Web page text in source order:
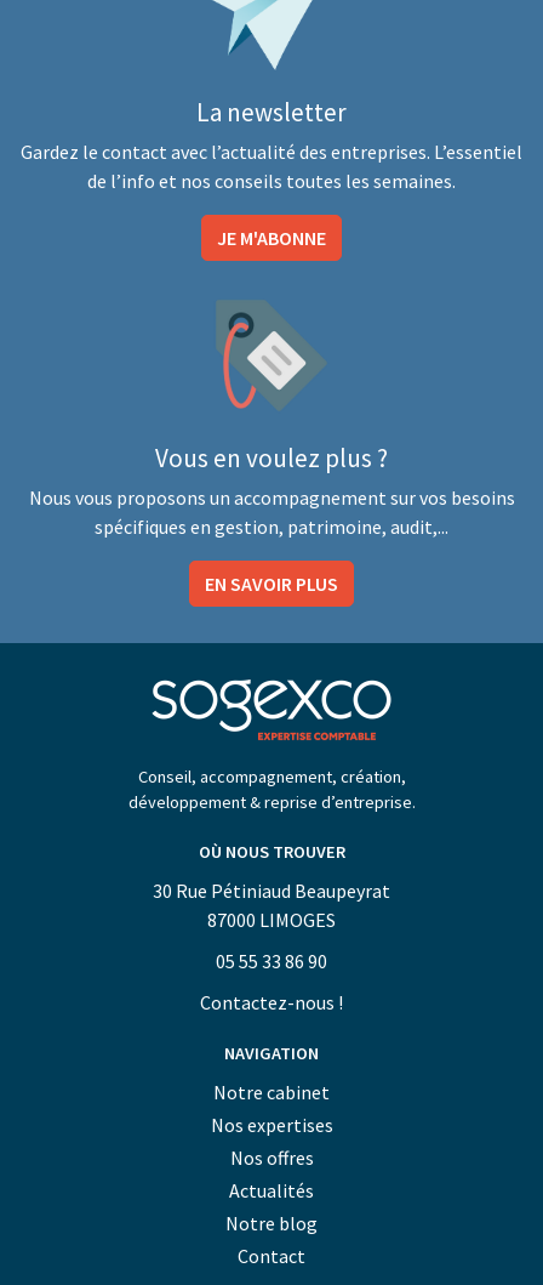
La newsletter
Gardez le contact avec l’actualité des entreprises. L’essentiel
de l’info et nos conseils toutes les semaines.
JE M'ABONNE
Vous en voulez plus ?
Nous vous proposons un accompagnement sur vos besoins
spécifiques en gestion, patrimoine, audit,...
EN SAVOIR PLUS
Conseil, accompagnement, création,
développement & reprise d’entreprise.
OÙ NOUS TROUVER
30 Rue Pétiniaud Beaupeyrat
87000 LIMOGES
05 55 33 86 90
Contactez-nous !
NAVIGATION
Notre cabinet
Nos expertises
Nos offres
Actualités
Notre blog
Contact